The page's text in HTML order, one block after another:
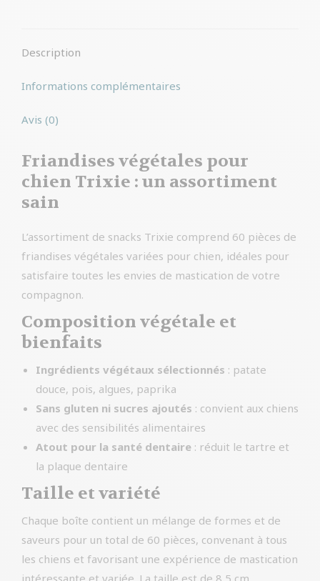
Description
Informations complémentaires
Avis (0)
Friandises végétales pour
chien Trixie : un assortiment
sain
L’assortiment de snacks Trixie comprend 60 pièces de
friandises végétales variées pour chien, idéales pour
satisfaire toutes les envies de mastication de votre
compagnon.
Composition végétale et
bienfaits
Ingrédients végétaux sélectionnés : patate
douce, pois, algues, paprika
Sans gluten ni sucres ajoutés : convient aux chiens
avec des sensibilités alimentaires
Atout pour la santé dentaire : réduit le tartre et
la plaque dentaire
Taille et variété
Chaque boîte contient un mélange de formes et de
saveurs pour un total de 60 pièces, convenant à tous
les chiens et favorisant une expérience de mastication
intéressante et variée. La taille est de 8,5 cm.